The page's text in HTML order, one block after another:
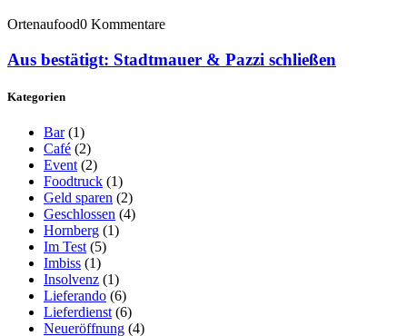
Ortenaufood0 Kommentare
Aus bestätigt: Stadtmauer & Pazzi schließen
Kategorien
Bar (1)
Café (2)
Event (2)
Foodtruck (1)
Geld sparen (2)
Geschlossen (4)
Hornberg (1)
Im Test (5)
Imbiss (1)
Insolvenz (1)
Lieferando (6)
Lieferdienst (6)
Neueröffnung (4)